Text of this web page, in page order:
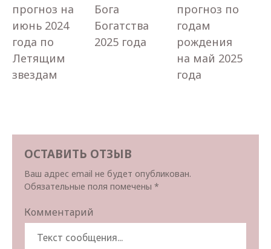
прогноз на
июнь 2024
года по
Летящим
звездам
Бога
Богатства
2025 года
прогноз по
годам
рождения
на май 2025
года
ОСТАВИТЬ ОТЗЫВ
Ваш адрес email не будет опубликован.
Обязательные поля помечены *
Комментарий